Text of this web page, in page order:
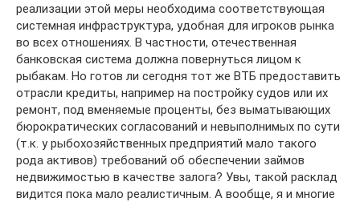
реализации этой меры необходима соответствующая
системная инфраструктура, удобная для игроков рынка
во всех отношениях. В частности, отечественная
банковская система должна повернуться лицом к
рыбакам. Но готов ли сегодня тот же ВТБ предоставить
отрасли кредиты, например на постройку судов или их
ремонт, под вменяемые проценты, без выматывающих
бюрократических согласований и невыполнимых по сути
(т.к. у рыбохозяйственных предприятий мало такого
рода активов) требований об обеспечении займов
недвижимостью в качестве залога? Увы, такой расклад
видится пока мало реалистичным. А вообще, я и многие